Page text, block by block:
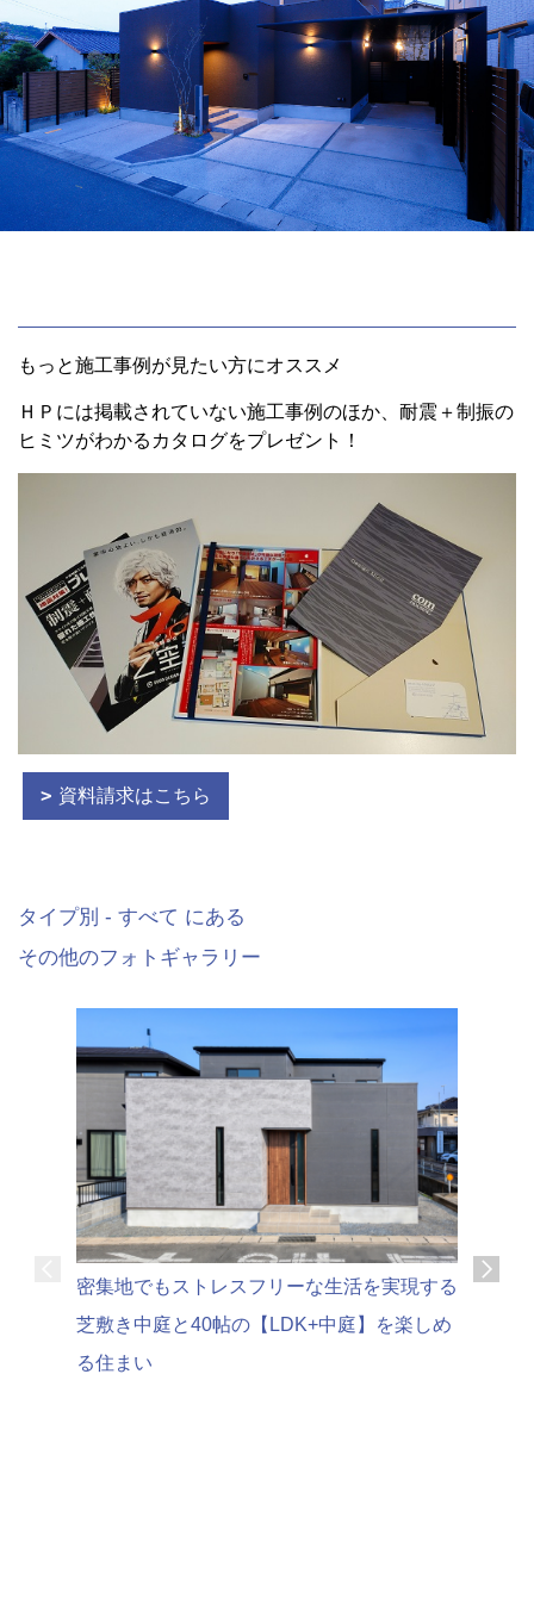
もっと施工事例が見たい方にオススメ
ＨＰには掲載されていない施工事例のほか、耐震＋制振の
ヒミツがわかるカタログをプレゼント！
資料請求はこちら
タイプ別 - すべて にある
その他のフォトギャラリー
密集地でもストレスフリーな生活を実現する
芝敷き中庭と40帖の【LDK+中庭】を楽しめ
る住まい
可変性